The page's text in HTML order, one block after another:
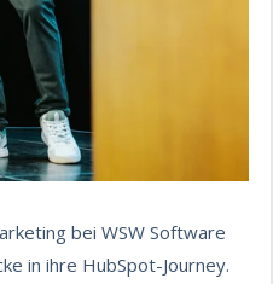
bei WSW Software
in ihre HubSpot-Journey.